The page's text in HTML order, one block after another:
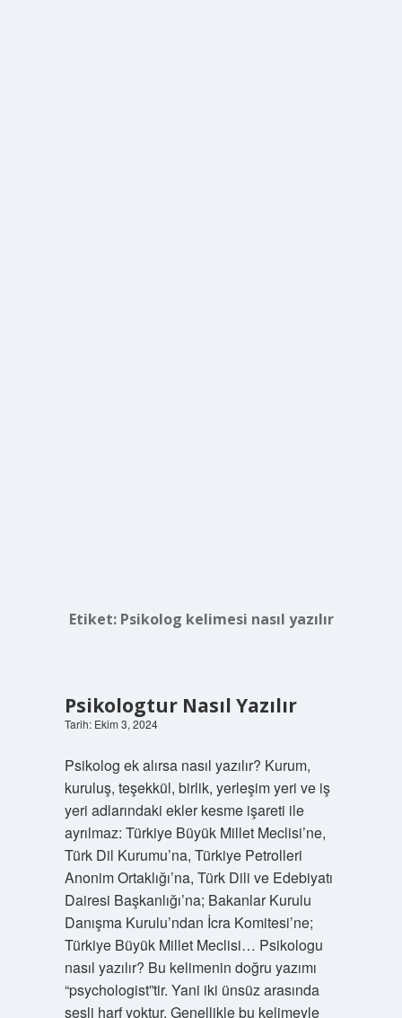
Etiket: Psikolog kelimesi nasıl yazılır
Psikologtur Nasıl Yazılır
Tarih: Ekim 3, 2024
Psikolog ek alırsa nasıl yazılır? Kurum,
kuruluş, teşekkül, birlik, yerleşim yeri ve iş
yeri adlarındaki ekler kesme işareti ile
ayrılmaz: Türkiye Büyük Millet Meclisi’ne,
Türk Dil Kurumu’na, Türkiye Petrolleri
Anonim Ortaklığı’na, Türk Dili ve Edebiyatı
Dairesi Başkanlığı’na; Bakanlar Kurulu
Danışma Kurulu’ndan İcra Komitesi’ne;
Türkiye Büyük Millet Meclisi… Psikologu
nasıl yazılır? Bu kelimenin doğru yazımı
“psychologist”tir. Yani iki ünsüz arasında
sesli harf yoktur. Genellikle bu kelimeyle